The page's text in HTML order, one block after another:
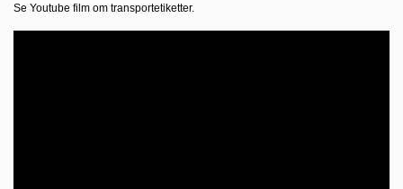
Se Youtube film om transportetiketter.